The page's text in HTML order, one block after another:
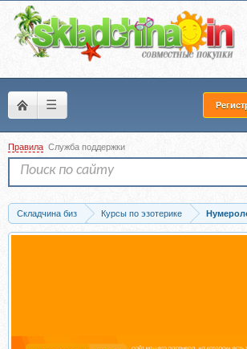
☰
Правила Служба поддержки
Складчина биз Курсы по эзотерике
Скачать Искусство выбора благоприятных дат